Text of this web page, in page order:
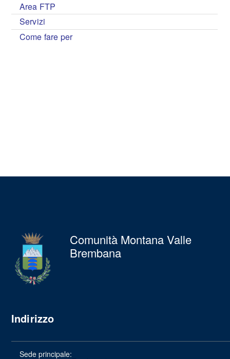
Area FTP
Servizi
Come fare per
Comunità Montana Valle
Brembana
Indirizzo
Sede principale: